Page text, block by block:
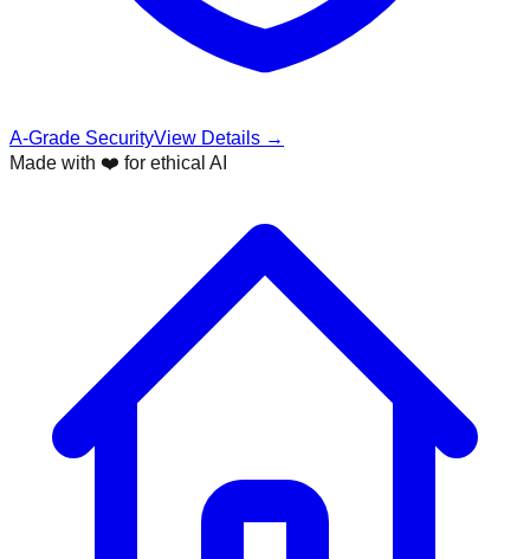
A-Grade SecurityView Details →
Made with ❤️ for ethical AI